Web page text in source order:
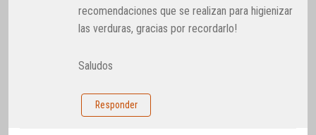
recomendaciones que se realizan para higienizar
las verduras, gracias por recordarlo!
Saludos
Responder